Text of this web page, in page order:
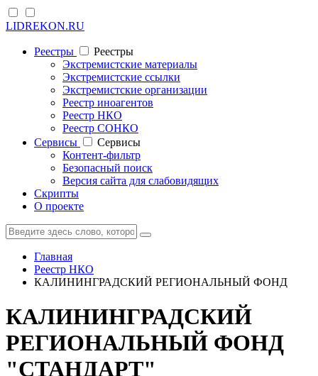
LIDREKON.RU
Реестры
Реестры
Экстремистские материалы
Экстремистские ссылки
Экстремистские организации
Реестр иноагентов
Реестр НКО
Реестр СОНКО
Cервисы
Cервисы
Контент-фильтр
Безопасный поиск
Версия сайта для слабовидящих
Скрипты
О проекте
Главная
Реестр НКО
КАЛИНИНГРАДСКИЙ РЕГИОНАЛЬНЫЙ ФОНД
КАЛИНИНГРАДСКИЙ
РЕГИОНАЛЬНЫЙ ФОНД
"СТАНДАРТ"